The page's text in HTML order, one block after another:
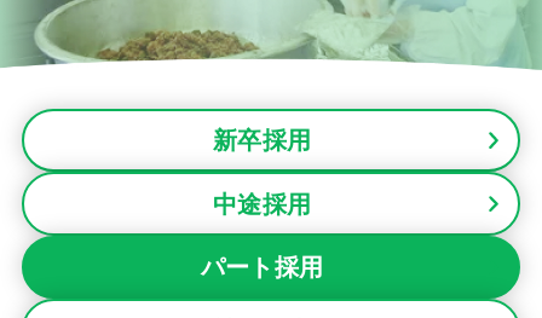
採用情報
新卒採用
中途採用
パート採用